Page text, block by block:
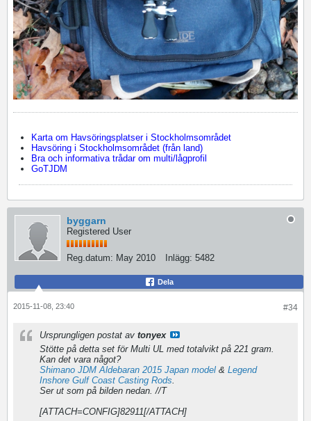
Karta om Havsöringsplatser i Stockholmsområdet
Havsöring i Stockholmsområdet (från land)
Bra och informativa trådar om multi/lågprofil
GoTJDM
byggarn
Registered User
Reg.datum: May 2010 Inlägg: 5482
Dela
#34
2015-11-08, 23:40
Ursprungligen postat av tonyex
Stötte på detta set för Multi UL med totalvikt på 221 gram.
Kan det vara något?
Shimano JDM Aldebaran 2015 Japan model & Legend
Inshore Gulf Coast Casting Rods
Ser ut som på bilden nedan. //T
[ATTACH=CONFIG]82911[/ATTACH]